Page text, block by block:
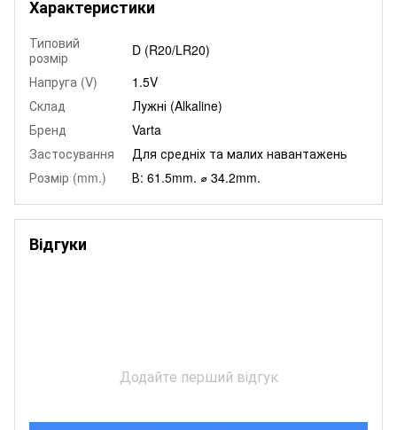
Характеристики
Типовий
розмір
D (R20/LR20)
Напруга (V)
1.5V
Склад
Лужні (Alkaline)
Бренд
Varta
Застосування
Для средніх та малих навантажень
Розмір (mm.)
В: 61.5mm. ⌀ 34.2mm.
Відгуки
Додайте перший відгук